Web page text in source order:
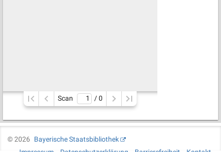
Scan / 0
©2026
Bayerische Staatsbibliothek